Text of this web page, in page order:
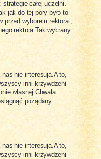
strategię całej uczelni.
jak do tej pory było to
przed wyborem rektora ,
rektora.Tak wybrany
nas nie interesują.A to,
inni krzywdzeni
własnej.Chwała
pożądany
nas nie interesują.A to,
inni krzywdzeni